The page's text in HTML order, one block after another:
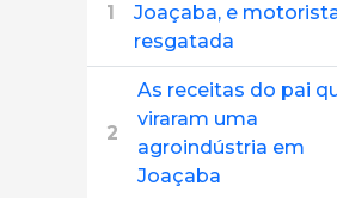
1
Joaçaba, e
resgatada
2
As receitas do pai
viraram uma
agroindústria em
Joaçaba